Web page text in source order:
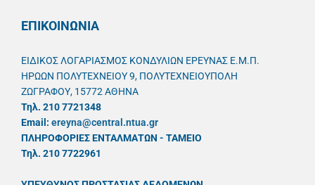
ΕΠΙΚΟΙΝΩΝΙΑ
ΕΙΔΙΚΟΣ ΛΟΓΑΡΙΑΣΜΟΣ ΚΟΝΔΥΛΙΩΝ ΕΡΕΥΝΑΣ Ε.Μ.Π.
ΗΡΩΩΝ ΠΟΛΥΤΕΧΝΕΙΟΥ 9, ΠΟΛΥΤΕΧΝΕΙΟΥΠΟΛΗ
ΖΩΓΡΑΦΟΥ, 15772 ΑΘΗΝΑ
Τηλ. 210 7721348
Email: ereyna@central.ntua.gr
ΠΛΗΡΟΦΟΡΙΕΣ ΕΝΤΑΛΜΑΤΩΝ - ΤΑΜΕΙΟ
Τηλ. 210 7722961